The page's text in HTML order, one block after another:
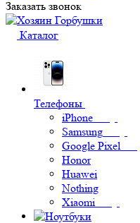
Заказать звонок
Каталог
Телефоны
iPhone
Samsung
Google Pixel
Honor
Huawei
Nothing
Xiaomi